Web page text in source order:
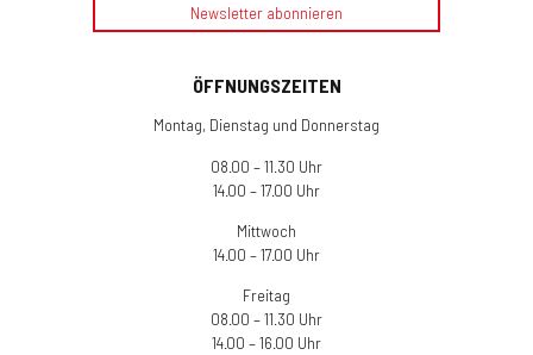
Newsletter abonnieren
ÖFFNUNGSZEITEN
Montag, Dienstag und Donnerstag
08.00 – 11.30 Uhr
14.00 – 17.00 Uhr
Mittwoch
14.00 – 17.00 Uhr
Freitag
08.00 – 11.30 Uhr
14.00 – 16.00 Uhr